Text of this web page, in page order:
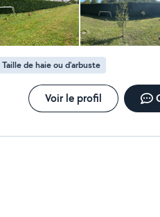
Taille de haie ou d'arbuste
Voir le profil